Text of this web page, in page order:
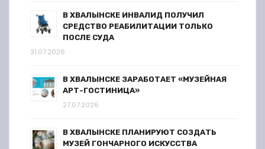
В ХВАЛЫНСКЕ ИНВАЛИД ПОЛУЧИЛ
СРЕДСТВО РЕАБИЛИТАЦИИ ТОЛЬКО
ПОСЛЕ СУДА
31.07.2026
В ХВАЛЫНСКЕ ЗАРАБОТАЕТ «МУЗЕЙНАЯ
АРТ-ГОСТИНИЦА»
27.07.2026
В ХВАЛЫНСКЕ ПЛАНИРУЮТ СОЗДАТЬ
МУЗЕЙ ГОНЧАРНОГО ИСКУССТВА